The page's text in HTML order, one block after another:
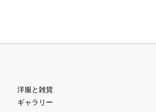
洋服と雑貨
ギャラリー